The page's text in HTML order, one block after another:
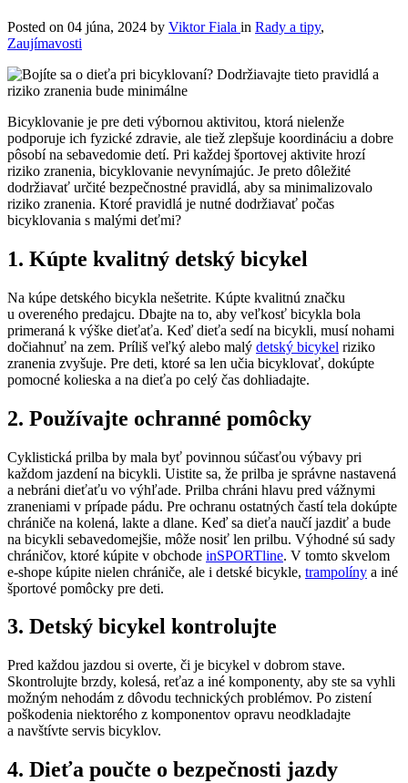
Posted on 04 júna, 2024 by Viktor Fiala in Rady a tipy,
Zaujímavosti
Bicyklovanie je pre deti výbornou aktivitou, ktorá nielenže
podporuje ich fyzické zdravie, ale tiež zlepšuje koordináciu a dobre
pôsobí na sebavedomie detí. Pri každej športovej aktivite hrozí
riziko zranenia, bicyklovanie nevynímajúc. Je preto dôležité
dodržiavať určité bezpečnostné pravidlá, aby sa minimalizovalo
riziko zranenia. Ktoré pravidlá je nutné dodržiavať počas
bicyklovania s malými deťmi?
1. Kúpte kvalitný detský bicykel
Na kúpe detského bicykla nešetrite. Kúpte kvalitnú značku
u overeného predajcu. Dbajte na to, aby veľkosť bicykla bola
primeraná k výške dieťaťa. Keď dieťa sedí na bicykli, musí nohami
dočiahnuť na zem. Príliš veľký alebo malý detský bicykel riziko
zranenia zvyšuje. Pre deti, ktoré sa len učia bicyklovať, dokúpte
pomocné kolieska a na dieťa po celý čas dohliadajte.
2. Používajte ochranné pomôcky
Cyklistická prilba by mala byť povinnou súčasťou výbavy pri
každom jazdení na bicykli. Uistite sa, že prilba je správne nastavená
a nebráni dieťaťu vo výhľade. Prilba chráni hlavu pred vážnymi
zraneniami v prípade pádu. Pre ochranu ostatných častí tela dokúpte
chrániče na kolená, lakte a dlane. Keď sa dieťa naučí jazdiť a bude
na bicykli sebavedomejšie, môže nosiť len prilbu. Výhodné sú sady
chráničov, ktoré kúpite v obchode inSPORTline. V tomto skvelom
e-shope kúpite nielen chrániče, ale i detské bicykle, trampolíny a iné
športové pomôcky pre deti.
3. Detský bicykel kontrolujte
Pred každou jazdou si overte, či je bicykel v dobrom stave.
Skontrolujte brzdy, kolesá, reťaz a iné komponenty, aby ste sa vyhli
možným nehodám z dôvodu technických problémov. Po zistení
poškodenia niektorého z komponentov opravu neodkladajte
a navštívte servis bicyklov.
4. Dieťa poučte o bezpečnosti jazdy